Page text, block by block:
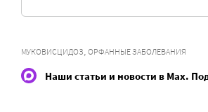
МУКОВИСЦИДОЗ, ОРФАННЫЕ ЗАБОЛЕВАНИЯ
Наши статьи и новости в Max.